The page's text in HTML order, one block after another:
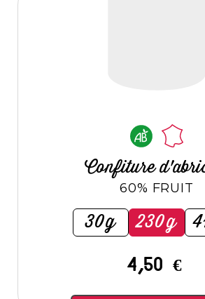
Confiture
60% FRUIT
30g 230g
4,50 €